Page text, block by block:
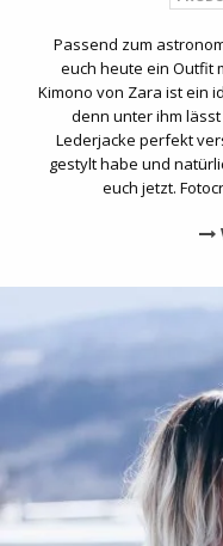
Passend zum
euch heute ein Outfit
Kimono von Zara ist ein
denn unter ihm
Lederjacke perfekt
gestylt habe und
euch jetzt.